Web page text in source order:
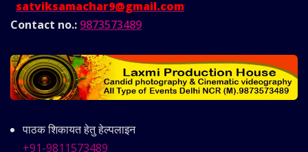
satviksamachar9@gmail.com
Contact no.: 9873573489
पाठक शिकायत हेतु हेल्पलाइन
+91-9811573489